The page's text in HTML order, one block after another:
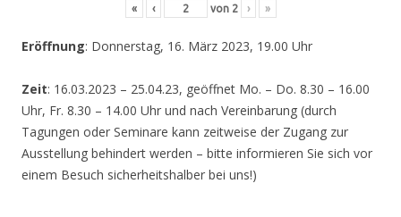
« ‹ von 2 › »
Eröffnung: Donnerstag, 16. März 2023, 19.00 Uhr
Zeit: 16.03.2023 – 25.04.23, geöffnet Mo. – Do. 8.30 – 16.00
Uhr, Fr. 8.30 – 14.00 Uhr und nach Vereinbarung (durch
Tagungen oder Seminare kann zeitweise der Zugang zur
Ausstellung behindert werden – bitte informieren Sie sich vor
einem Besuch sicherheitshalber bei uns!)